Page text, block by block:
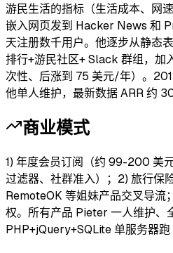
游民生活的指标（生活成本、网
嵌入网页发到 Hacker News 和
天注册数千用户。他逐步从静态
排行+游民社区+ Slack 群组，加
次性、后涨到 75 美元/年）。
他单人维护，最新数据 ARR 约
商业模式
1) 年度会员订阅（约 99-200 美
过滤器、社群准入）；2) 旅行保
RemoteOK 等姐妹产品交叉导流
权。所有产品 Pieter 一人维护、
PHP+jQuery+SQLite 单服务器跑